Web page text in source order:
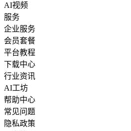
AI视频
服务
企业服务
会员套餐
平台教程
下载中心
行业资讯
AI工坊
帮助中心
常见问题
隐私政策